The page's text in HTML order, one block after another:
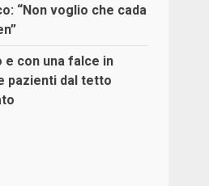
“Non voglio che cada
e con una falce in
pazienti dal tetto